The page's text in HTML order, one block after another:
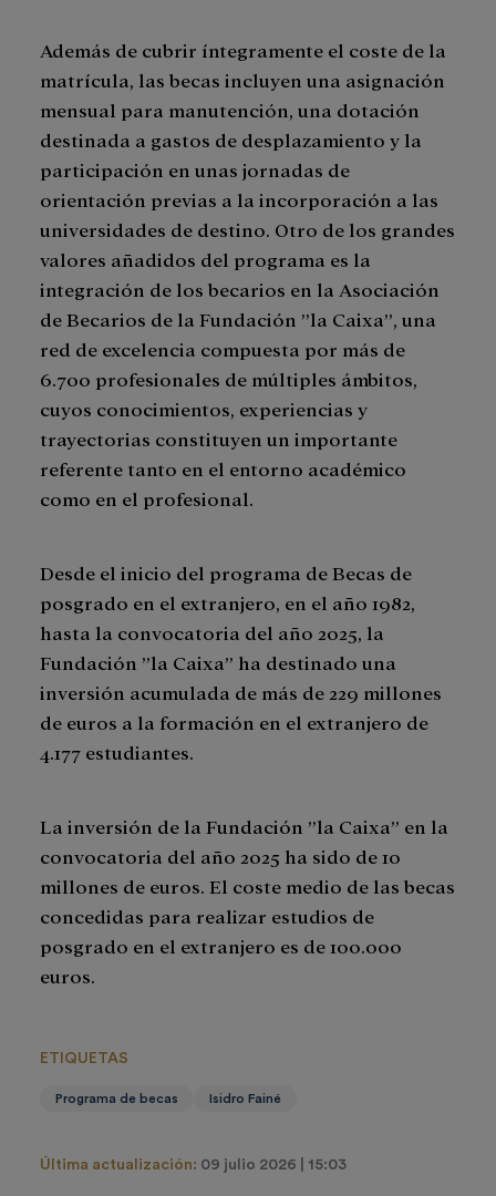
Además de cubrir íntegramente el coste de la
matrícula, las becas incluyen una asignación
mensual para manutención, una dotación
destinada a gastos de desplazamiento y la
participación en unas jornadas de
orientación previas a la incorporación a las
universidades de destino. Otro de los grandes
valores añadidos del programa es la
integración de los becarios en la Asociación
de Becarios de la Fundación ”la Caixa”, una
red de excelencia compuesta por más de
6.700 profesionales de múltiples ámbitos,
cuyos conocimientos, experiencias y
trayectorias constituyen un importante
referente tanto en el entorno académico
como en el profesional.
Desde el inicio del programa de Becas de
posgrado en el extranjero, en el año 1982,
hasta la convocatoria del año 2025, la
Fundación ”la Caixa” ha destinado una
inversión acumulada de más de 229 millones
de euros a la formación en el extranjero de
4.177 estudiantes.
La inversión de la Fundación ”la Caixa” en la
convocatoria del año 2025 ha sido de 10
millones de euros. El coste medio de las becas
concedidas para realizar estudios de
posgrado en el extranjero es de 100.000
euros.
ETIQUETAS
Programa de becas Isidro Fainé
Última actualización: 09 julio 2026 | 15:03